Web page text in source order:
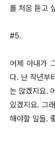
를 처음 듣고
#5.
어제 아내가
다. 난 작년부
는 않겠지요.
있겠지요. 그
해야할 일들.